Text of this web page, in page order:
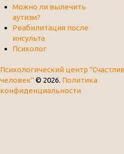
Можно ли вылечить
аутизм?
Реабилитация после
инсульта
Психолог
Психологический центр
человек"© 2026. Политика
конфиденциальности